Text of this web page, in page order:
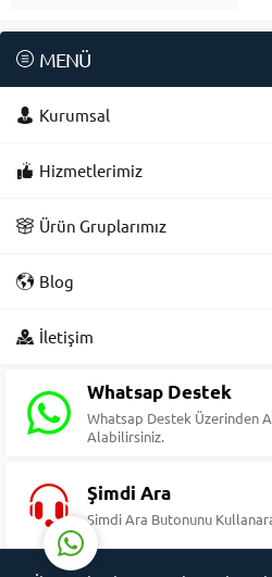
MENÜ
Kurumsal
Hizmetlerimiz
Ürün Gruplarımız
Blog
İletişim
Whatsap Destek
Whatsap Destek Üzerinden
Alabilirsiniz.
Şimdi Ara
Şimdi Ara Butonunu